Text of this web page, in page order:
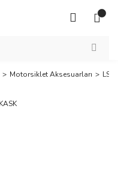
Motorsiklet Aksesuarları LS2